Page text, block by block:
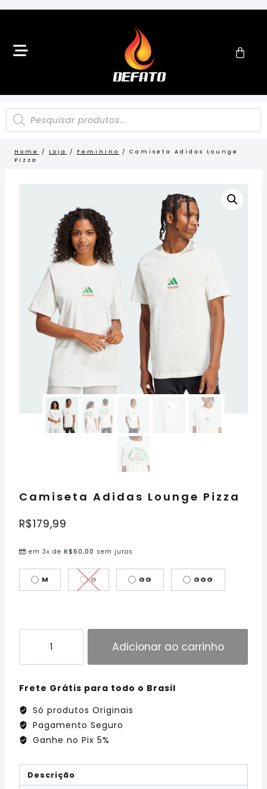
Home / Loja / Feminino /
Camiseta Adidas Lounge
Pizza
Camiseta Adidas Lounge Pizza
R$179,99
em 3x de R$60,00 sem juros
M G GG GGG
Adicionar ao carrinho
Frete Grátis para todo o Brasil
Só produtos Originais
Pagamento Seguro
Ganhe no Pix 5%
Descrição